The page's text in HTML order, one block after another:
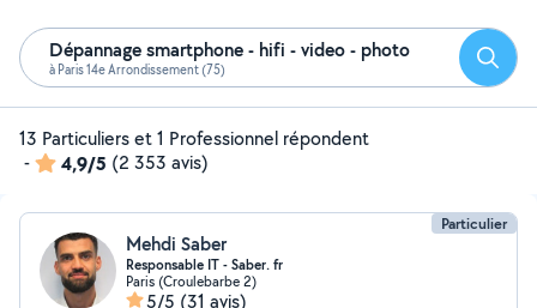
Dépannage smartphone - hifi - video - photo
à Paris 14e Arrondissement (75)
13 Particuliers et 1 Professionnel répondent
-
4,9/5 (2 353 avis)
Particulier
Mehdi Saber
Responsable IT - Saber. fr
Paris (Croulebarbe 2)
5/5 (31 avis)